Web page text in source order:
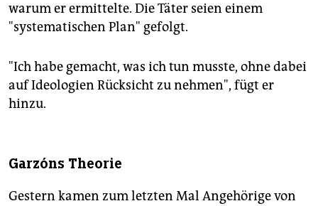
warum er ermittelte. Die Täter seien einem
"systematischen Plan" gefolgt.
"Ich habe gemacht, was ich tun musste, ohne dabei
auf Ideologien Rücksicht zu nehmen", fügt er
hinzu.
Garzóns Theorie
Gestern kamen zum letzten Mal Angehörige von